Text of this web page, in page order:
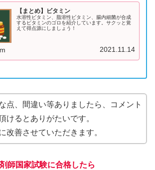
【まとめ】ビタミン
水溶性ビタミン、脂溶性ビタミン、腸内細菌が合成
するビタミンのゴロを紹介しています。サクッと覚
えて得点源にしましょう！
2021.11.14
点、間違い等ありましたら、コメント
けるとありがたいです。
改善させていただきます。
師国家試験に合格したら